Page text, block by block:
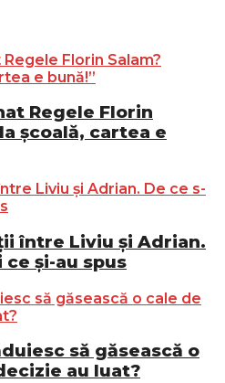
Regele Florin
școală, cartea e
între Liviu și Adrian.
ce și-au spus
să găsească o
au luat?